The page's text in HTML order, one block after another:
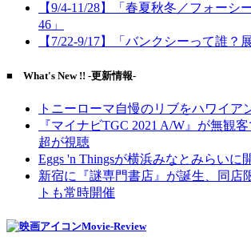
【9/4-11/28】「春夏秋冬／フォー
46」
【7/22-9/17】「バンクシーって誰？展
■ What's New !! -更新情報-
トニーローマ自慢のリブをハワイア
『マイナビTGC 2021 A/W』が無観
超が視聴
Eggs 'n Thingsが横浜みなとみらいに
新宿に『謎専門書店』が誕生、同店
トも常時開催
Movie-Review